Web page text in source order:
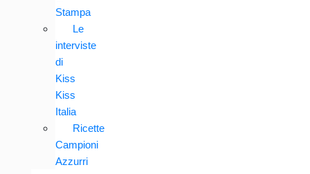
Stampa
Le
interviste
di
Kiss
Kiss
Italia
Ricette
Campioni
Azzurri